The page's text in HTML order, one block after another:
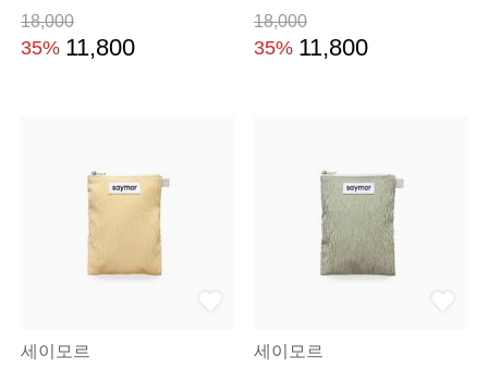
18,000
35% 11,800
18,000
35% 11,800
세이모르 세이모르